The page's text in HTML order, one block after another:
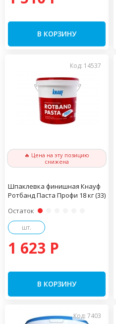
В КОРЗИНУ
Код: 14537
🔥 Цена на эту позицию
снижена
Шпаклевка финишная Кнауф
Ротбанд Паста Профи 18 кг (33)
Остаток
шт.
1 623 P
В КОРЗИНУ
Код: 7403